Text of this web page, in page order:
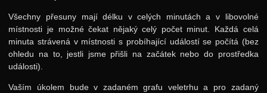
Všechny přesuny mají délku v celých minutách a v libovolné
místnosti je možné čekat nějaký celý počet minut. Každá celá
minuta strávená v místnosti s probíhající událostí se počítá (bez
ohledu na to, jestli jsme přišli na začátek nebo do prostředka
události).
Vaším úkolem bude v zadaném grafu veletrhu a pro zadaný